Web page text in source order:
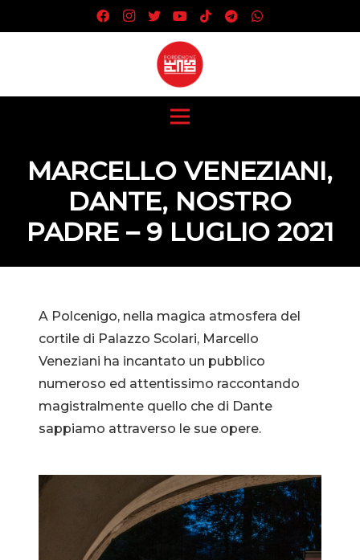
MARCELLO VENEZIANI,
DANTE, NOSTRO
PADRE – 9 LUGLIO 2021
A Polcenigo, nella magica atmosfera del
cortile di Palazzo Scolari, Marcello
Veneziani ha incantato un pubblico
numeroso ed attentissimo raccontando
magistralmente quello che di Dante
sappiamo attraverso le sue opere.